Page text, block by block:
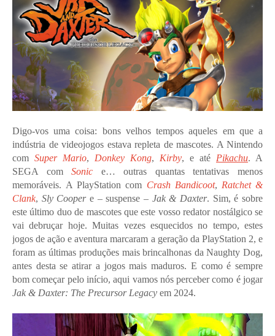
Digo-vos uma coisa: bons velhos tempos aqueles em que a
indústria de videojogos estava repleta de mascotes. A Nintendo
com Super Mario, Donkey Kong, Kirby, e até Pikachu. A
SEGA comSonic e… outras quantas tentativas menos
memoráveis. A PlayStation com Crash Bandicoot, Ratchet &
Clank, Sly Coopere – suspense – Jak & Daxter. Sim, é sobre
este último duo de mascotes que este vosso redator nostálgico se
vai debruçar hoje. Muitas vezes esquecidos no tempo, estes
jogos de ação e aventura marcaram a geração da PlayStation 2, e
foram as últimas produções mais brincalhonas da Naughty Dog,
antes desta se atirar a jogos mais maduros. E como é sempre
bom começar pelo início, aqui vamos nós perceber como é jogar
Jak & Daxter: The Precursor Legacy em 2024.